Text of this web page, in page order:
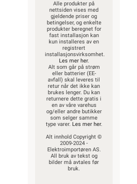
Alle produkter på
nettsiden vises med
gjeldende priser og
betingelser, og enkelte
produkter beregnet for
fast installasjon kan
kun installeres av en
registrert
installasjonsvirksomhet.
Les mer her.
Alt som går på strøm
eller batterier (EE-
avfall) skal leveres til
retur når det ikke kan
brukes lenger. Du kan
returnere dette gratis i
en av våre varehus
og/eller andre butikker
som selger samme
type varer. Les mer her.
Alt innhold Copyright ©
2009-2024 -
Elektroimportøren AS.
All bruk av tekst og
bilder må avtales før
bruk.